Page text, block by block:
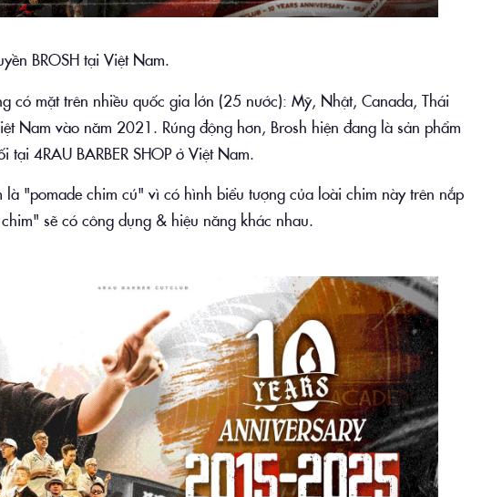
BROSH tại Việt Nam.
có mặt trên nhiều quốc gia lớn (25 nước): Mỹ, Nhật, Canada, Thái
Nam vào năm 2021. Rúng động hơn, Brosh hiện đang là sản phẩm
4RAU BARBER SHOP ở Việt Nam.
là "pomade chim cú" vì có hình biểu tượng của loài chim này trên nắp
sẽ có công dụng & hiệu năng khác nhau.